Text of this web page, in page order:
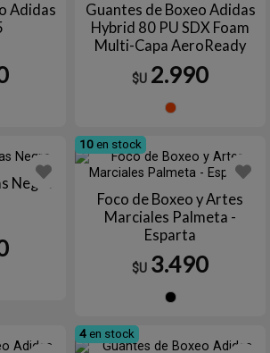
Adidas
Guantes de Boxeo Adidas
Hybrid 80 PU SDX Foam
Multi-Capa AeroReady
Cierre Velcro
Entrenamiento Sparring
$U 2.990
Negro
10 en stock
Foco de Boxeo y Artes
Marciales Palmeta -
Esparta
$U 3.490
4 en stock